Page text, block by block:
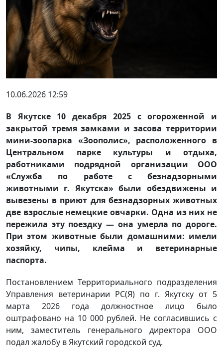
10.06.2026 12:59
В Якутске 10 декабря 2025 с огороженной и
закрытой тремя замками и засова территории
мини-зоопарка «Зоополис», расположенного в
Центральном парке культуры и отдыха,
работниками подрядной организации ООО
«Служба по работе с безнадзорными
животными г. Якутска» были обездвижены и
вывезены в приют для безнадзорных животных
две взрослые немецкие овчарки. Одна из них не
пережила эту поездку — она умерла по дороге.
При этом животные были домашними: имели
хозяйку, чипы, клейма и ветеринарные
паспорта.
Постановлением Территориального подразделения
Управления ветеринарии РС(Я) по г. Якутску от 5
марта 2026 года должностное лицо было
оштрафовано на 10 000 рублей. Не согласившись с
ним, заместитель генерального директора ООО
подал жалобу в Якутский городской суд.